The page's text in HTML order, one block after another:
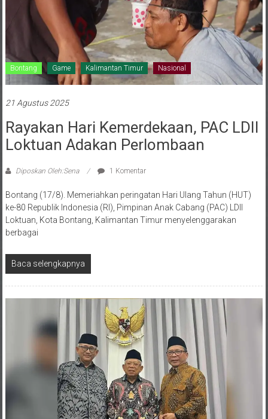
Bontang Game Kalimantan Timur Nasional
21 Agustus 2025
Rayakan Hari Kemerdekaan, PAC LDII
Loktuan Adakan Perlombaan
Diposkan Oleh:Sena 1 Komentar
Bontang (17/8). Memeriahkan peringatan Hari Ulang Tahun (HUT)
ke-80 Republik Indonesia (RI), Pimpinan Anak Cabang (PAC) LDII
Loktuan, Kota Bontang, Kalimantan Timur menyelenggarakan
berbagai
Baca selengkapnya